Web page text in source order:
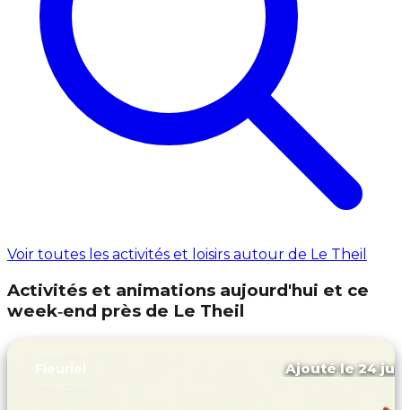
Voir toutes les activités et loisirs autour de Le Theil
Activités et animations aujourd'hui et ce
week‑end près de Le Theil
Fleuriel Ajouté le 24